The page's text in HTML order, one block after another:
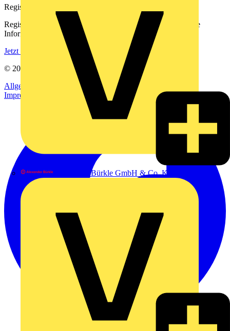
Alexander Bürkle GmbH & Co. KG
Registrierung
Registrieren Sie sich kostenlos und erhalten Sie stets aktuelle
Informationen aus der Elektroindustrie.
Jetzt registrieren
© 2002-
Voltimum
Allgemeine Geschäftsbedingungen
Datenschutzerklärung
Impressum